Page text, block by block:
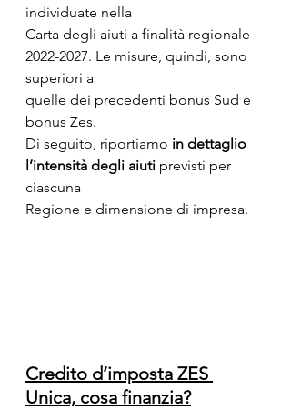
individuate nella
Carta degli aiuti a finalità regionale
2022-2027. Le misure, quindi, sono
superiori a
quelle dei precedenti bonus Sud e
bonus Zes.
Di seguito, riportiamo in dettaglio
l’intensità degli aiuti previsti per
ciascuna
Regione e dimensione di impresa.
Credito d’imposta ZES
Unica, cosa finanzia?